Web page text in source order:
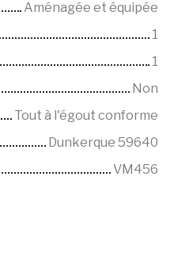
Aménagée et équipée
1
1
Non
Tout à l'égout conforme
Dunkerque 59640
VM456